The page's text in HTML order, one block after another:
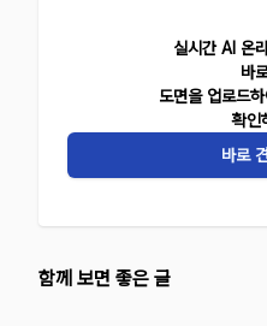
실시간 AI 온
바
도면을 업로드
확인
바로
함께 보면 좋은 글